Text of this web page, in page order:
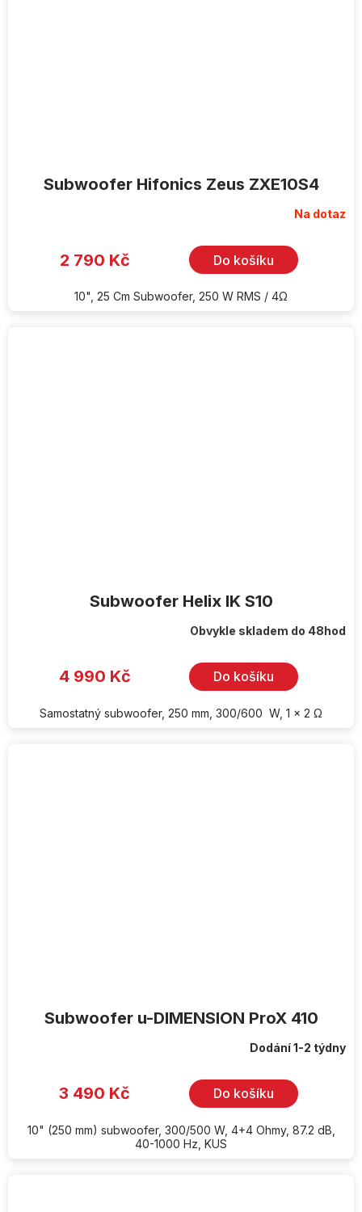
Subwoofer Hifonics Zeus ZXE10S4
Na dotaz
2 790 Kč Do košíku
10", 25 Cm Subwoofer, 250 W RMS / 4Ω
Subwoofer Helix IK S10
Obvykle skladem do 48hod
4 990 Kč Do košíku
Samostatný subwoofer, 250 mm, 300/600 W, 1 x 2 Ω
Subwoofer u-DIMENSION ProX 410
Dodání 1-2 týdny
3 490 Kč Do košíku
10" (250 mm) subwoofer, 300/500 W, 4+4 Ohmy, 87.2 dB,
40-1000 Hz, KUS